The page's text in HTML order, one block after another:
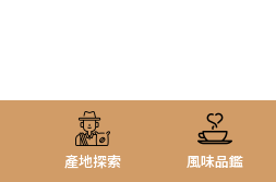
產地探索 風味品鑑